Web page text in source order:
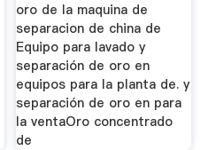
oro de la maquina de
separacion de china de
Equipo para lavado y
separación de oro en
equipos para la planta de. y
separación de oro en para
la ventaOro concentrado
de